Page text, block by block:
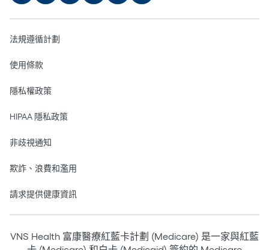
法規遵循計劃
使用條款
隱私權政策
HIPAA 隱私政策
非歧視通知
欺詐、浪費和濫用
請求提供健康資訊
VNS Health 富康醫療紅藍卡計劃 (Medicare) 是一家與紅藍